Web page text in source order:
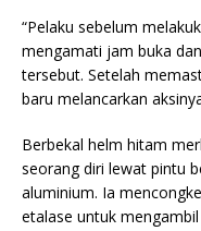
“Pelaku sebelum
mengamati jam buka
tersebut. Setelah
baru melancarkan
Berbekal helm hitam
seorang diri lewat pintu
aluminium. Ia
etalase untuk